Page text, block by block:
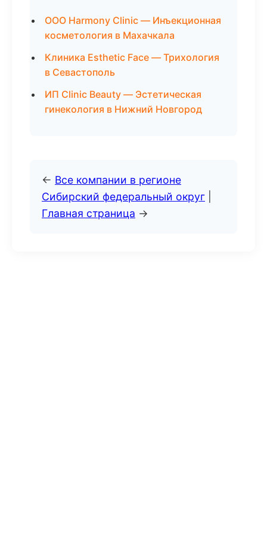
ООО Harmony Clinic — Инъекционная
косметология в Махачкала
Клиника Esthetic Face — Трихология
в Севастополь
ИП Clinic Beauty — Эстетическая
гинекология в Нижний Новгород
← Все компании в регионе
Сибирский федеральный округ
Главная страница →